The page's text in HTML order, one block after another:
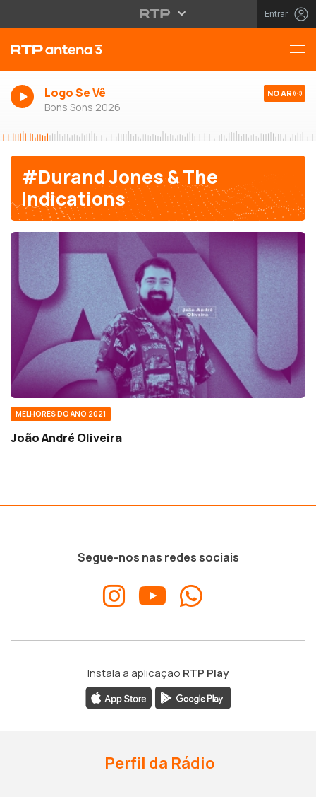
Entrar
Logo Se Vê
Bons Sons 2026
NO AR
#Durand Jones & The
Indications
MELHORES DO ANO 2021
João André Oliveira
Segue-nos nas redes sociais
Instala a aplicação RTP Play
Perfil da Rádio